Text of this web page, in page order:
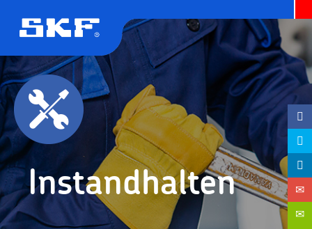
Instandhalten